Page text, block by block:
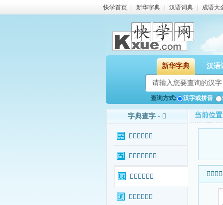
快学首页 新华字典 汉语词典 成语大
新华字典 汉语
查询方式: 汉字或拼音
字典查字 - 𨾁
𨾁字基本信息
𨾁字输入法查询
𨾁字康熙字典
𨾁字相关词语
当前位
𨾁字基